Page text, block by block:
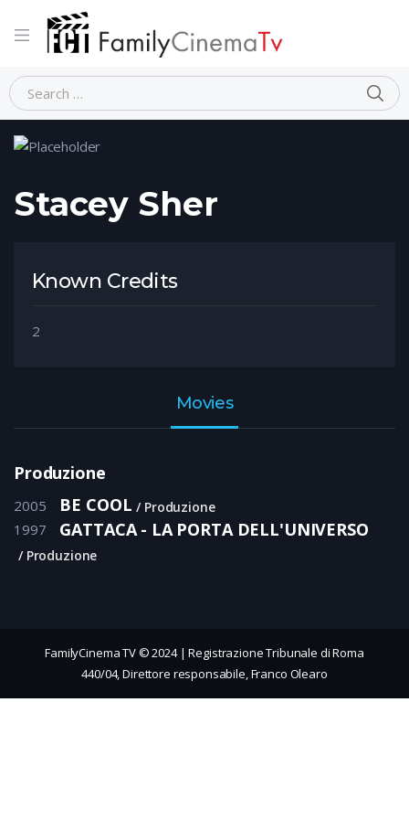
Home Person Stacey Sher
Stacey Sher
Known Credits
2
Movies
Produzione
2005 BE COOL Produzione
1997 GATTACA - LA PORTA DELL'UNIVERSO
Produzione
FamilyCinema TV © 2024 | Registrazione Tribunale di Roma
440/04, Direttore responsabile, Franco Olearo